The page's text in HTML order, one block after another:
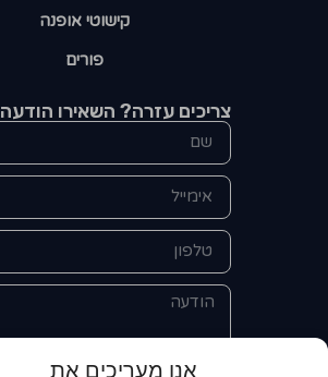
אנו מעריכים את
קישוטי אופנה
פורים
צריכים עזרה? השאירו הודעה